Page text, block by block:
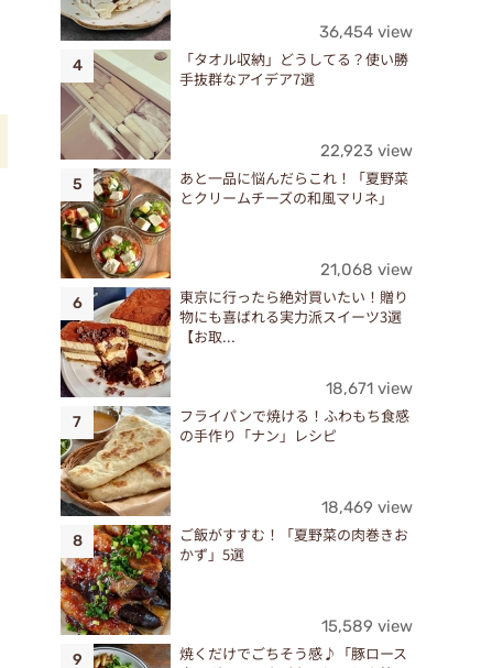
36,454 view
「タオル収納」どうしてる？使い勝
手抜群なアイデア7選
22,923 view
あと一品に悩んだらこれ！「夏野菜
とクリームチーズの和風マリネ」
21,068 view
東京に行ったら絶対買いたい！贈り
物にも喜ばれる実力派スイーツ3選
【お取...
18,671 view
フライパンで焼ける！ふわもち食感
の手作り「ナン」レシピ
18,469 view
ご飯がすすむ！「夏野菜の肉巻きお
かず」5選
15,589 view
焼くだけでごちそう感♪「豚ロース